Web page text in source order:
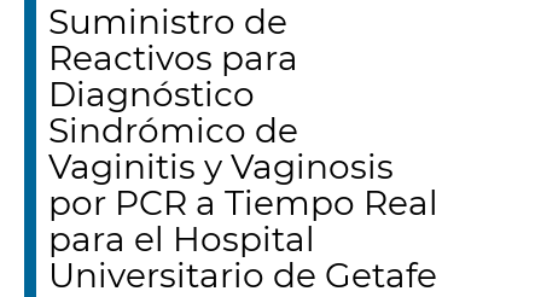
Suministro de
Reactivos para
Diagnóstico
Sindrómico de
Vaginitis y Vaginosis
por PCR a Tiempo Real
para el Hospital
Universitario de Getafe